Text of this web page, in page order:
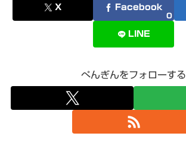
X Facebook
0
LINE
ぺんぎんをフォローする